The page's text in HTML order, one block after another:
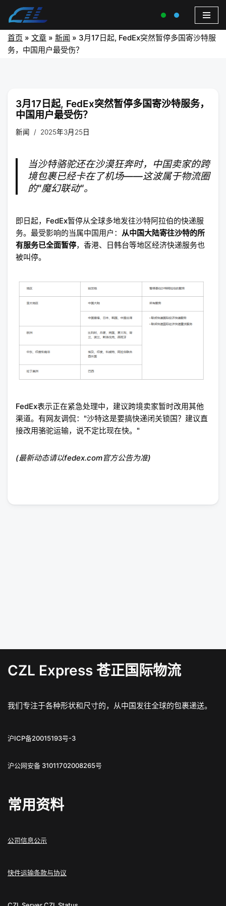
首页 » 文章 » 新闻 » 3月17日起, FedEx突然暂停多国寄沙特服
务，中国用户最受伤？
3月17日起, FedEx突然暂停多国寄沙特服务，
中国用户最受伤？
新闻 2025年3月25日
当沙特骆驼还在沙漠狂奔时，中国卖家的跨
境包裹已经卡在了机场——这波属于物流圈
的"魔幻联动"。
即日起，FedEx暂停从全球多地发往沙特阿拉伯的快递服
务。最受影响的当属中国用户： 从中国大陆寄往沙特的所
有服务已全面暂停，香港、日韩台等地区经济快递服务也
被叫停。
FedEx表示正在紧急处理中，建议跨境卖家暂时改用其他
渠道。有网友调侃："沙特这是要搞快递闭关锁国？建议直
接改用骆驼运输，说不定比现在快。"
(最新动态请以fedex.com官方公告为准)
CZL Express 苍正国际物流
我们专注于各种形状和尺寸的，从中国发往全球的包裹递送。
沪ICP备20015193号-3
沪公网安备 31011702008265号
常用资料
公司信息公示
快件运输条款与协议